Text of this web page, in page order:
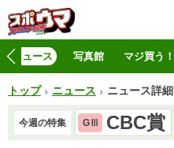
ニュース 写真館 マジ買う！
トップ ニュース ニュース詳細
今週の特集 GⅢ CBC賞